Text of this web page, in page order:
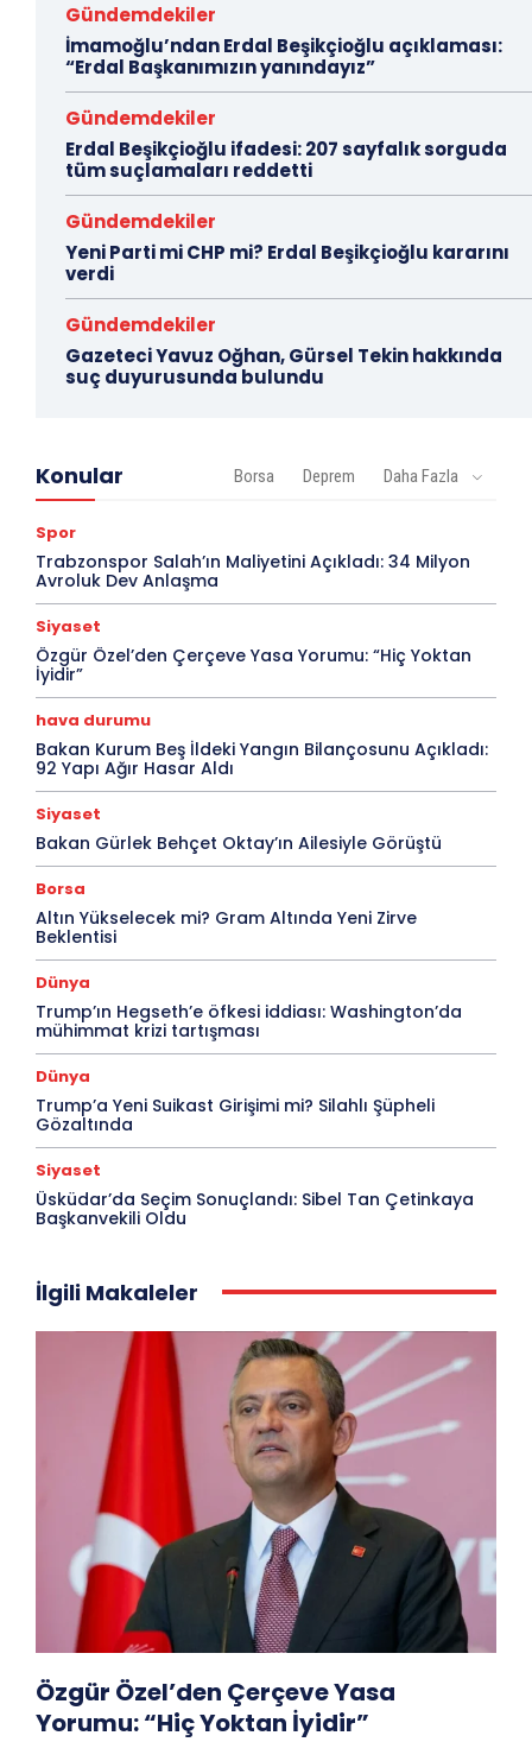
Gündemdekiler
İmamoğlu’ndan Erdal Beşikçioğlu açıklaması:
“Erdal Başkanımızın yanındayız”
Gündemdekiler
Erdal Beşikçioğlu ifadesi: 207 sayfalık sorguda
tüm suçlamaları reddetti
Gündemdekiler
Yeni Parti mi CHP mi? Erdal Beşikçioğlu kararını
verdi
Gündemdekiler
Gazeteci Yavuz Oğhan, Gürsel Tekin hakkında
suç duyurusunda bulundu
Konular Borsa Deprem Daha Fazla
Spor
Trabzonspor Salah’ın Maliyetini Açıkladı: 34 Milyon
Avroluk Dev Anlaşma
Siyaset
Özgür Özel’den Çerçeve Yasa Yorumu: “Hiç Yoktan
İyidir”
hava durumu
Bakan Kurum Beş İldeki Yangın Bilançosunu Açıkladı:
92 Yapı Ağır Hasar Aldı
Siyaset
Bakan Gürlek Behçet Oktay’ın Ailesiyle Görüştü
Borsa
Altın Yükselecek mi? Gram Altında Yeni Zirve
Beklentisi
Dünya
Trump’ın Hegseth’e öfkesi iddiası: Washington’da
mühimmat krizi tartışması
Dünya
Trump’a Yeni Suikast Girişimi mi? Silahlı Şüpheli
Gözaltında
Siyaset
Üsküdar’da Seçim Sonuçlandı: Sibel Tan Çetinkaya
Başkanvekili Oldu
İlgili Makaleler
Özgür Özel’den Çerçeve Yasa
Yorumu: “Hiç Yoktan İyidir”